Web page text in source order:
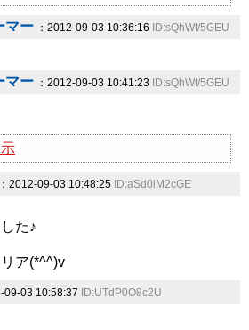
マー ：2012-09-03 10:36:16 ID:sQhWt/5GEU
マー ：2012-09-03 10:41:23 ID:sQhWt/5GEU
：2012-09-03 10:48:25 ID:aSd0lM2cGE
た♪
ア(*^^)v
09-03 10:58:37 ID:UTdP0O8c2U